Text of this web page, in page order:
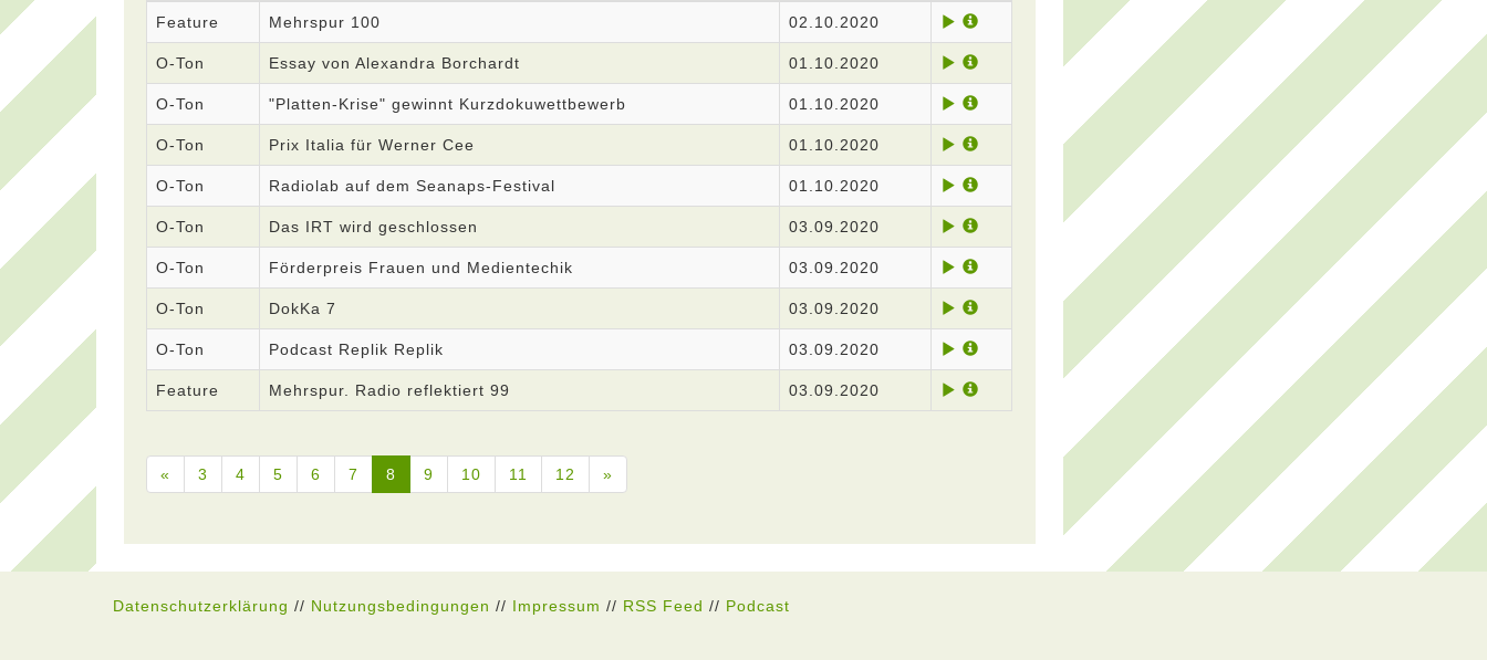
Feature Mehrspur 100 02.10.2020
O-Ton Essay von Alexandra Borchardt 01.10.2020
O-Ton "Platten-Krise" gewinnt Kurzdokuwettbewerb 01.10.2020
O-Ton Prix Italia für Werner Cee 01.10.2020
O-Ton Radiolab auf dem Seanaps-Festival 01.10.2020
O-Ton Das IRT wird geschlossen 03.09.2020
O-Ton Förderpreis Frauen und Medientechik 03.09.2020
O-Ton DokKa 7 03.09.2020
O-Ton Podcast Replik Replik 03.09.2020
Feature Mehrspur. Radio reflektiert 99 03.09.2020
« 3 4 5 6 7 8 9 10 11 12 »
Datenschutzerklärung // Nutzungsbedingungen // Impressum // RSS Feed // Podcast